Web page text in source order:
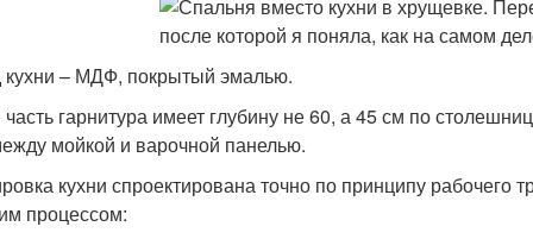
– МДФ, покрытый эмалью.
гарнитура имеет глубину не 60, а 45 см по
мойкой и варочной панелью.
кухни спроектирована точно по принципу рабочего
процессом: